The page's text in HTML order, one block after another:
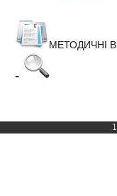
МЕТОДИЧНІ
-